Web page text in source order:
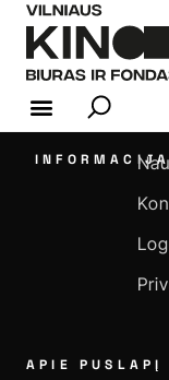
INFORMACIJA
APIE PUSLAPĮ